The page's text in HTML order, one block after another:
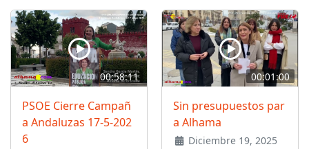
00:58:11
PSOE Cierre Campañ
a Andaluzas 17-5-202
6
00:01:00
Sin presupuestos par
a Alhama
Diciembre 19, 2025